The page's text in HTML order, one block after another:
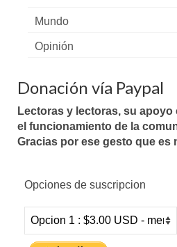
Mundo
Opinión
Donación vía Paypal
Lectoras y lectoras, su
el funcionamiento de la
Gracias por ese gesto que es
Opciones de suscripcion